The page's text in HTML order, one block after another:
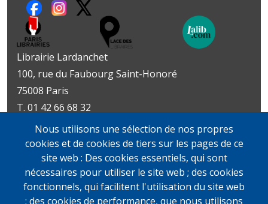
Librairie Lardanchet
100, rue du Faubourg Saint-Honoré
75008 Paris
T. 01 42 66 68 32
Métro : Miromesnil | St-Philippe-du-Roule
Livres d’art
Du mardi au vendredi
10h-19h
samedi
11h-13h et 14h-19h
Livres et documents
précieux
Lundi sur rendez-vous
Du mardi au vendredi
10h-19h
Nous utilisons une sélection de nos propres
cookies et de cookies de tiers sur les pages de ce
site web : Des cookies essentiels, qui sont
nécessaires pour utiliser le site web ; des cookies
fonctionnels, qui facilitent l'utilisation du site web
; des cookies de performance, que nous utilisons